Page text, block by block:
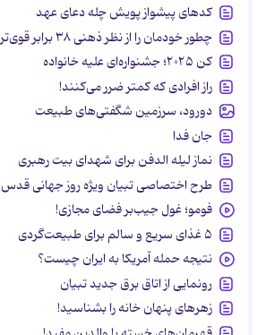
کدهای پیشواز پویش چله دعای عهد
چطور خودمان را از نظر ذهنی ۳۸ برابر قوی‌تر کنیم؟
کن ۲۰۲۵؛ جشنواره‌ای علیه خانواده
راز افرادی که کمتر ضرر می‌کنند!
دورود، سرزمین شگفتی‌های طبیعت
جان فدا
نماز لیله الدفن برای شهدای بیت رهبری
طرح اختصاصی تبیان ویژه روز جهانی قدس
فومو؛ غول جیب‌بر فضای مجازی!
۵ غذای سریع و سالم برای طبیعت‌گردی
نتیجه حمله آمریکا به ایران چیست؟
رونمایی از اتاق برق جدید تبیان
زهرهای پنهان خانه را بشناسید!